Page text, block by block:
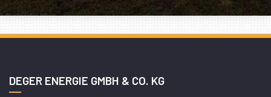
DEGER ENERGIE GMBH & CO. KG